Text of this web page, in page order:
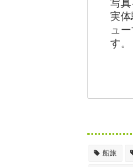
写真
実
ュ
す。
船旅